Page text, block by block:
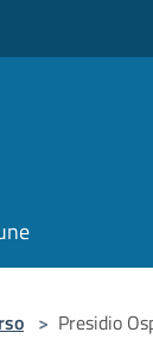
> Presidio